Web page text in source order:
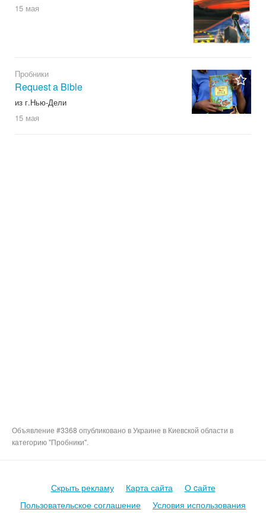
15 мая
Пробники
Request a Bible
из г.Нью-Дели
15 мая
Объявление #3368 опубликовано в Украине в Киевской области в
категорию "Пробники".
Скрыть рекламу Карта сайта
О cайте
Пользовательское соглашение
Условия использования